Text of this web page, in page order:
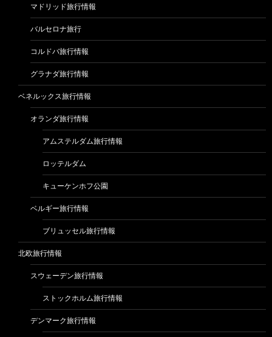
マドリッド旅行情報
バルセロナ旅行
コルドバ旅行情報
グラナダ旅行情報
ベネルックス旅行情報
オランダ旅行情報
アムステルダム旅行情報
ロッテルダム
キューケンホフ公園
ベルギー旅行情報
ブリュッセル旅行情報
北欧旅行情報
スウェーデン旅行情報
ストックホルム旅行情報
デンマーク旅行情報